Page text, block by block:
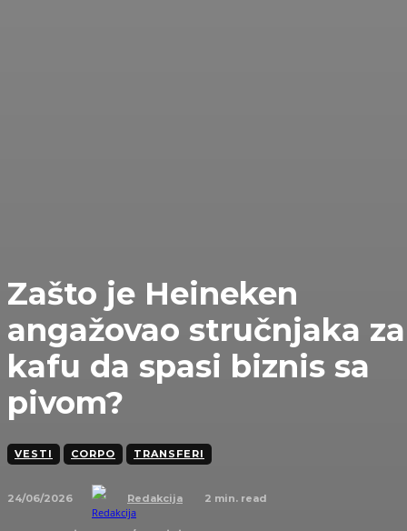
Zašto je Heineken
angažovao stručnjaka za
kafu da spasi biznis sa
pivom?
VESTI CORPO TRANSFERI
24/06/2026 Redakcija 2 min. read